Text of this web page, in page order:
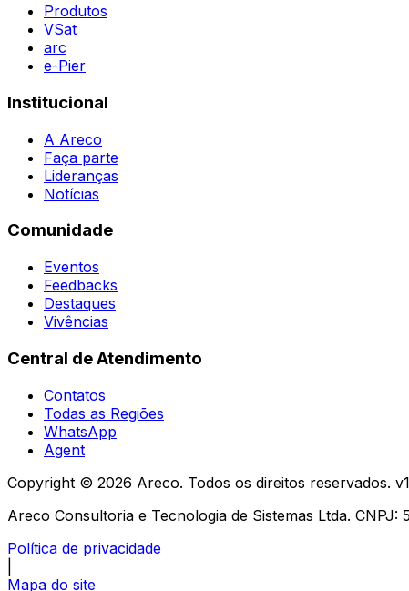
Agent
Produtos
VSat
arc
e-Pier
Institucional
A Areco
Faça parte
Lideranças
Notícias
Comunidade
Eventos
Feedbacks
Destaques
Vivências
Central de Atendimento
Contatos
Todas as Regiões
WhatsApp
Agent
Copyright © 2026 Areco. Todos os direitos reservados. v
Areco Consultoria e Tecnologia de Sistemas Ltda. CNPJ:
Política de privacidade
Mapa do site